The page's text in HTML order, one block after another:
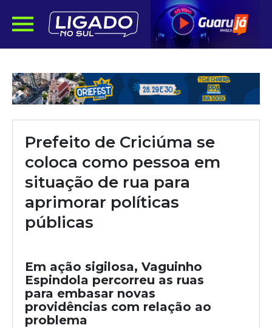
Prefeito de Criciúma se
coloca como pessoa em
situação de rua para
aprimorar políticas
públicas
Em ação sigilosa, Vaguinho
Espindola percorreu as ruas
para embasar novas
providências com relação ao
problema